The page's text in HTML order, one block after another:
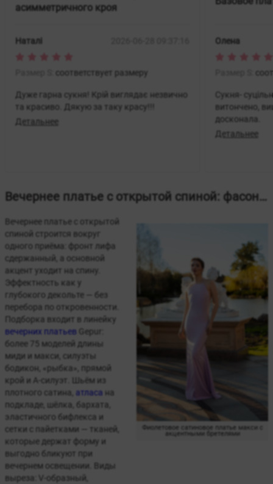
асимметричного кроя
Наталі
соответствует размеру
Дуже гарна сукня! Крій виглядає незвично
та красиво. Дякую за таку красу!!!
Детальнее
Олена
Сукня-
витончено,
досконала.
Детальнее
Вечернее платье с открытой спиной: фасон, который запомнят
Фиолетовое сатиновое платье макси с
акцентными бретелями
Вечернее платье с открытой
спиной строится вокруг
одного приёма: фронт лифа
сдержанный, а основной
акцент уходит на спину.
Эффектность как у
глубокого декольте — без
перебора по откровенности.
Подборка входит в линейку
вечерних платьев Gepur:
более 75 моделей длины
миди и макси, силуэты
бодикон, «рыбка», прямой
крой и А-силуэт. Шьём из
плотного сатина, атласа на
подкладе, шёлка, бархата,
эластичного бифлекса и
сетки с пайетками — тканей,
которые держат форму и
выгодно бликуют при
вечернем освещении. Виды
выреза: V-образный,